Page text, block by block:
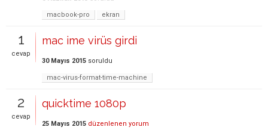
macbook-pro ekran
1
cevap
mac ime virüs girdi
30 Mayıs 2015 soruldu
mac-virus-format-time-machine
2
cevap
quicktime 1080p
25 Mayıs 2015 düzenlenen yorum